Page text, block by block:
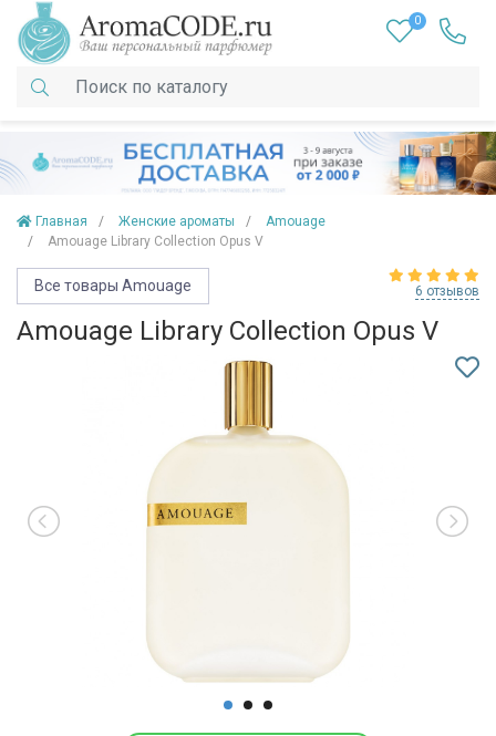
0
Главная Женские ароматы
Amouage
Amouage Library Collection Opus V
Все товары Amouage 6 отзывов
Amouage Library Collection Opus V